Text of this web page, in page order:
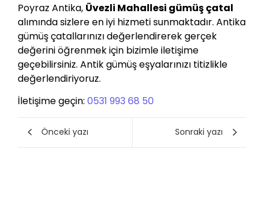
Poyraz Antika, Üvezli Mahallesi gümüş çatal
alımında sizlere en iyi hizmeti sunmaktadır. Antika
gümüş çatallarınızı değerlendirerek gerçek
değerini öğrenmek için bizimle iletişime
geçebilirsiniz. Antik gümüş eşyalarınızı titizlikle
değerlendiriyoruz.
İletişime geçin: 0531 993 68 50
Önceki yazı Sonraki yazı